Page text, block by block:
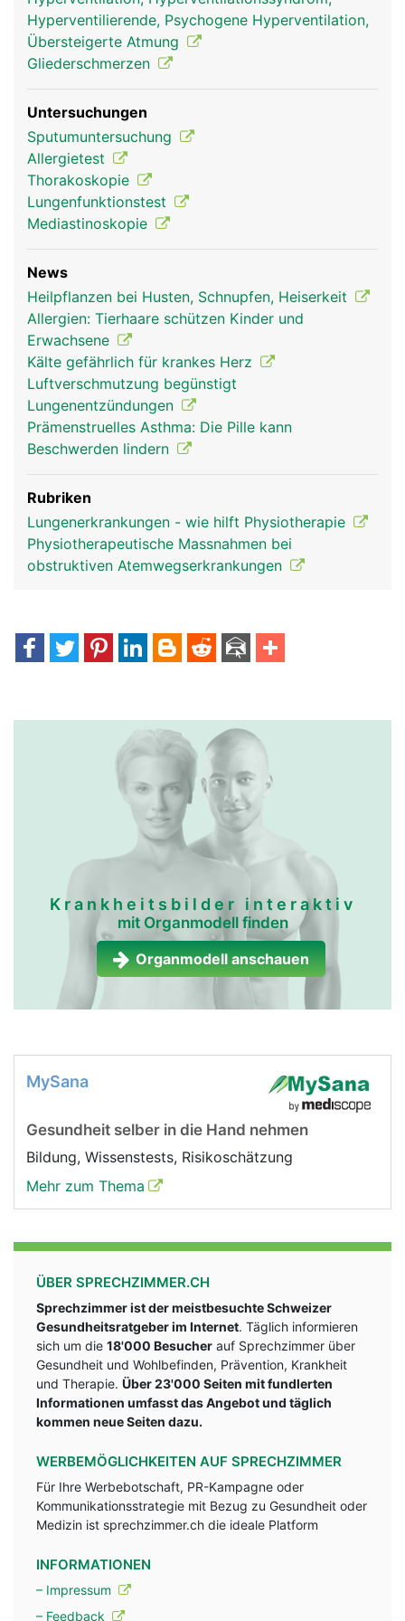
Reinigung der Atemluft ausgestattet ist.
Bronchien Frau Bronchien Mann
Hyperventilierende, Psychogene Hyperventilation,
Übersteigerte Atmung
Gliederschmerzen
Untersuchungen
Sputumuntersuchung
Allergietest
Thorakoskopie
Lungenfunktionstest
Mediastinoskopie
News
Heilpflanzen bei Husten, Schnupfen, Heiserkeit
Allergien: Tierhaare schützen Kinder und
Erwachsene
Kälte gefährlich für krankes Herz
Luftverschmutzung begünstigt
Lungenentzündungen
Prämenstruelles Asthma: Die Pille kann
Beschwerden lindern
Rubriken
Lungenerkrankungen - wie hilft Physiotherapie
Physiotherapeutische Massnahmen bei
obstruktiven Atemwegserkrankungen
Krankheitsbilder interaktiv
mit Organmodell finden
Organmodell anschauen
MySana
Gesundheit selber in die Hand nehmen
Bildung, Wissenstests, Risikoschätzung
Mehr zum Thema
ÜBER SPRECHZIMMER.CH
Sprechzimmer ist der meistbesuchte Schweizer
Gesundheitsratgeber im Internet. Täglich informieren
sich um die 18'000 Besucher auf Sprechzimmer über
Gesundheit und Wohlbefinden, Prävention, Krankheit
und Therapie. Über 23'000 Seiten mit fundlerten
Informationen umfasst das Angebot und täglich
kommen neue Seiten dazu.
WERBEMÖGLICHKEITEN AUF SPRECHZIMMER
Für Ihre Werbebotschaft, PR-Kampagne oder
Kommunikationsstrategie mit Bezug zu Gesundheit oder
Medizin ist sprechzimmer.ch die ideale Platform
INFORMATIONEN
– Impressum
– Feedback